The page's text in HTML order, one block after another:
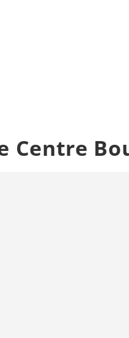
Centre